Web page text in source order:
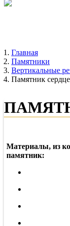
Главная
Памятники
Вертикальные
Памятник
Материалы, из
памятник: